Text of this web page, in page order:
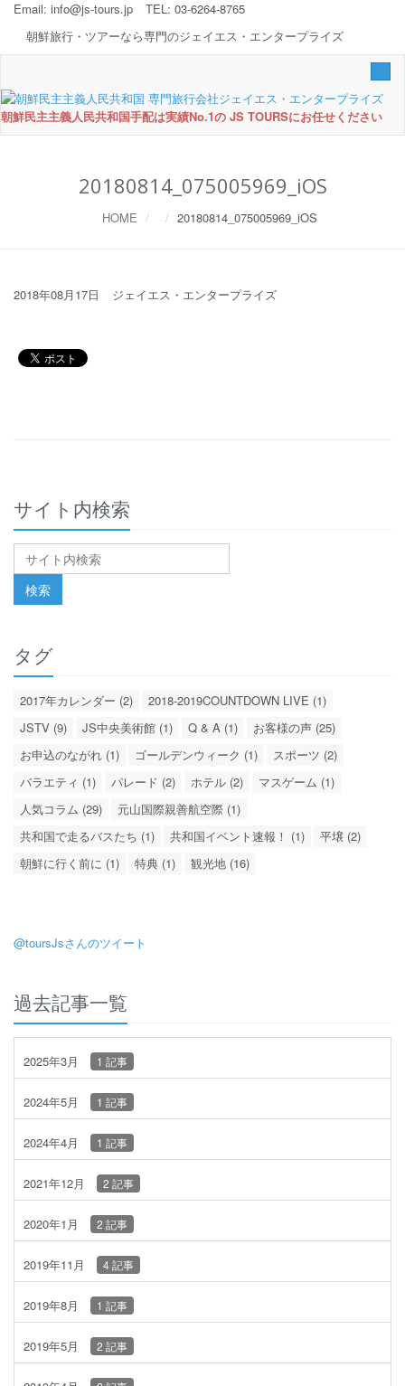
Email: info@js-tours.jp
TEL: 03-6264-8765
朝鮮旅行・ツアーなら専門のジェイエス・エンタープライズ
朝鮮民主主義人民共和国手配は実績No.1の JS TOURSにお任せください
20180814_075005969_iOS
HOME 20180814_075005969_iOS
2018年08月17日 ジェイエス・エンタープライズ
サイト内検索
タグ
2017年カレンダー (2)
2018-2019COUNTDOWN LIVE (1)
JSTV (9)
JS中央美術館 (1) Q & A (1)
お客様の声 (25)
お申込のながれ (1)
ゴールデンウィーク (1)
スポーツ (2)
バラエティ (1)
パレード (2) ホテル (2)
マスゲーム (1)
人気コラム (29)
元山国際親善航空際 (1)
共和国で走るバスたち (1)
共和国イベント速報！ (1)
平壌 (2)
朝鮮に行く前に (1)
特典 (1) 観光地 (16)
@toursJsさんのツイート
過去記事一覧
2025年3月 1 記事
2024年5月 1 記事
2024年4月 1 記事
2021年12月 2 記事
2020年1月 2 記事
2019年11月 4 記事
2019年8月 1 記事
2019年5月 2 記事